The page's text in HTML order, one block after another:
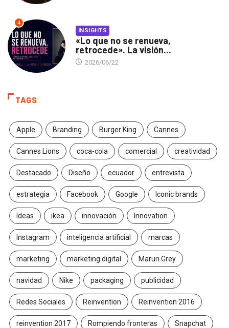
4
INSIGHTS
«Lo que no se renueva,
retrocede». La visión...
2026/06/22
TAGS
Apple Branding Burger King Cannes
Cannes Lions coca-cola comercial creatividad
Destacado Diseño ecuador entrevista
estrategia Facebook Google Iconic brands
Ideas ikea innovación Innovation
Instagram inteligencia artificial marcas
marketing marketing digital Maruri Grey
navidad Nike packaging publicidad
Redes Sociales Reinvention Reinvention 2016
reinvention 2017 Rompiendo fronteras Snapchat